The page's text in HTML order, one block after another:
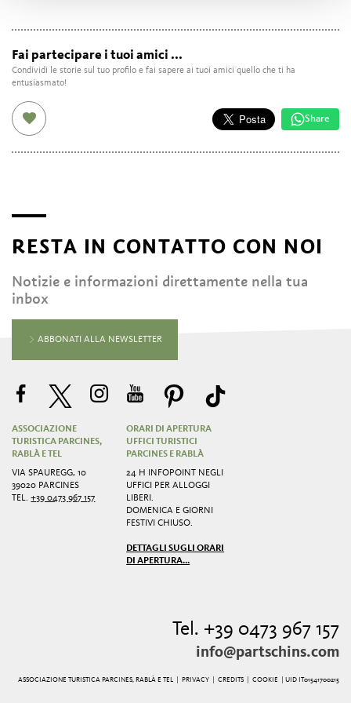
Fai partecipare i tuoi amici ...
Condividi le storie sul tuo profilo e fai sapere ai tuoi amici quello che ti ha
entusiasmato!
Share
RESTA IN CONTATTO CON NOI
Notizie e informazioni direttamente nella tua
inbox
ABBONATI ALLA NEWSLETTER
ASSOCIAZIONE
TURISTICA PARCINES,
RABLÀ E TEL
VIA SPAUREGG, 10
39020 PARCINES
TEL.+39 0473 967 157
ORARI DI APERTURA
UFFICI TURISTICI
PARCINES E RABLÀ
24 H INFOPOINT NEGLI
UFFICI PER ALLOGGI
LIBERI.
DOMENICA E GIORNI
FESTIVI CHIUSO.
DETTAGLI SUGLI ORARI
DI APERTURA...
Tel. +39 0473 967 157
info@partschins.com
ASSOCIAZIONE TURISTICA PARCINES, RABLÀ E TEL | PRIVACY| CREDITS| COOKIE | UID IT01541700215